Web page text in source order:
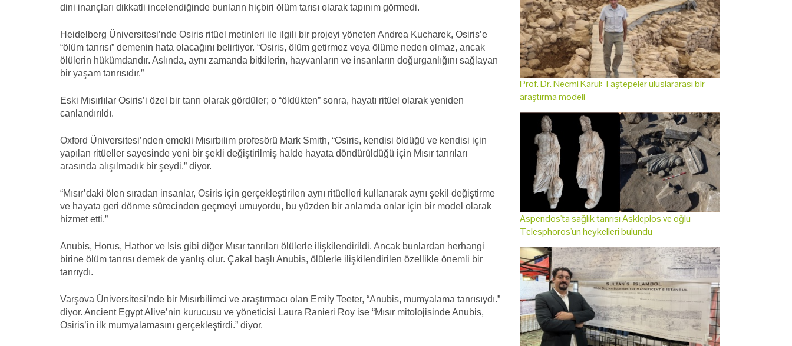
dini inançları dikkatli incelendiğinde bunların hiçbiri ölüm tarısı olarak tapınım görmedi.
Heidelberg Üniversitesi’nde Osiris ritüel metinleri ile ilgili bir projeyi yöneten Andrea Kucharek, Osiris’e
“ölüm tanrısı” demenin hata olacağını belirtiyor. “Osiris, ölüm getirmez veya ölüme neden olmaz, ancak
ölülerin hükümdarıdır. Aslında, aynı zamanda bitkilerin, hayvanların ve insanların doğurganlığını sağlayan
bir yaşam tanrısıdır.”
Eski Mısırlılar Osiris’i özel bir tanrı olarak gördüler; o “öldükten” sonra, hayatı ritüel olarak yeniden
canlandırıldı.
Oxford Üniversitesi’nden emekli Mısırbilim profesörü Mark Smith, “Osiris, kendisi öldüğü ve kendisi için
yapılan ritüeller sayesinde yeni bir şekli değiştirilmiş halde hayata döndürüldüğü için Mısır tanrıları
arasında alışılmadık bir şeydi.” diyor.
“Mısır’daki ölen sıradan insanlar, Osiris için gerçekleştirilen aynı ritüelleri kullanarak aynı şekil değiştirme
ve hayata geri dönme sürecinden geçmeyi umuyordu, bu yüzden bir anlamda onlar için bir model olarak
hizmet etti.”
Anubis, Horus, Hathor ve Isis gibi diğer Mısır tanrıları ölülerle ilişkilendirildi. Ancak bunlardan herhangi
birine ölüm tanrısı demek de yanlış olur. Çakal başlı Anubis, ölülerle ilişkilendirilen özellikle önemli bir
tanrıydı.
Varşova Üniversitesi’nde bir Mısırbilimci ve araştırmacı olan Emily Teeter, “Anubis, mumyalama tanrısıydı.”
diyor. Ancient Egypt Alive’nin kurucusu ve yöneticisi Laura Ranieri Roy ise “Mısır mitolojisinde Anubis,
Osiris’in ilk mumyalamasını gerçekleştirdi.” diyor.
Prof. Dr. Necmi Karul: Taştepeler uluslararası bir
araştırma modeli
Aspendos'ta sağlık tanrısı Asklepios ve oğlu
Telesphoros'un heykelleri bulundu